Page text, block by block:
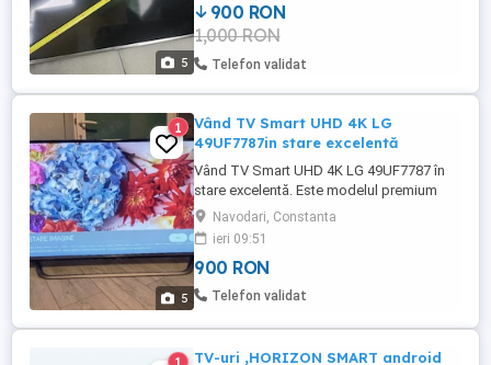
5
900 RON
1,000 RON
Telefon validat
5
1
Vând TV Smart UHD 4K LG
49UF7787in stare excelentă
Vând TV Smart UHD 4K LG 49UF7787 în
stare excelentă. Este modelul premium
ultra slim din anul 2015. Are sistem de
operare WebOS și telecomanda smart (cu
funcție de mouse pe ecran) ceea ce îl
face foarte ușor de folosit. Pentru detalii
suplimentare puteți accesa site-ul oficial
Navodari, Constanta
ieri 09:51
900 RON
Telefon validat
TV-uri ,HORIZON SMART android